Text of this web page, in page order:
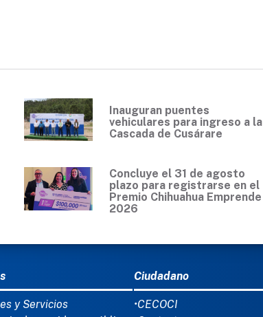
Inauguran puentes
vehiculares para ingreso a la
Cascada de Cusárare
Concluye el 31 de agosto
plazo para registrarse en el
Premio Chihuahua Emprende
2026
DEL PIE
y Servicios
Ciudadano
•CECOCI